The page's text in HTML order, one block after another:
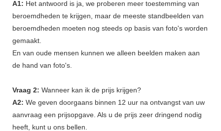
A1: Het antwoord is ja, we proberen meer toestemming van
beroemdheden te krijgen, maar de meeste standbeelden van
beroemdheden moeten nog steeds op basis van foto's worden
gemaakt.
En van oude mensen kunnen we alleen beelden maken aan
de hand van foto's.
Vraag 2: Wanneer kan ik de prijs krijgen?
A2: We geven doorgaans binnen 12 uur na ontvangst van uw
aanvraag een prijsopgave. Als u de prijs zeer dringend nodig
heeft, kunt u ons bellen.